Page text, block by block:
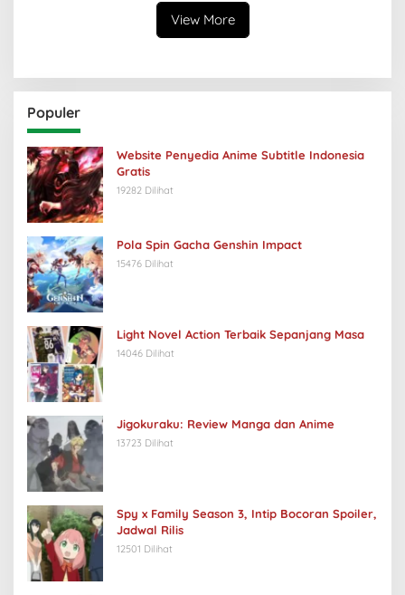
View More
Populer
Website Penyedia Anime Subtitle Indonesia
Gratis
19282 Dilihat
Pola Spin Gacha Genshin Impact
15476 Dilihat
Light Novel Action Terbaik Sepanjang Masa
14046 Dilihat
Jigokuraku: Review Manga dan Anime
13723 Dilihat
Spy x Family Season 3, Intip Bocoran Spoiler,
Jadwal Rilis
12501 Dilihat